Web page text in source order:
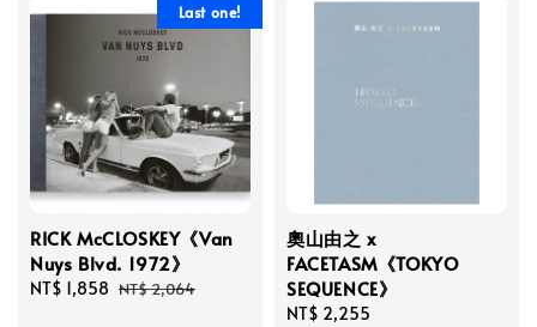
Last one!
RICK McCLOSKEY《Van
Nuys Blvd. 1972》
Sale
NT$ 1,858 Regular
NT$ 2,064
奧山由之 x
FACETASM《TOKYO
SEQUENCE》
Regular
NT$ 2,255